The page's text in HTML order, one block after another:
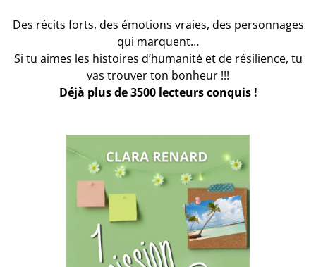
Des récits forts, des émotions vraies, des personnages
qui marquent…
Si tu aimes les histoires d’humanité et de résilience, tu
vas trouver ton bonheur !!!
Déjà plus de 3500 lecteurs conquis !